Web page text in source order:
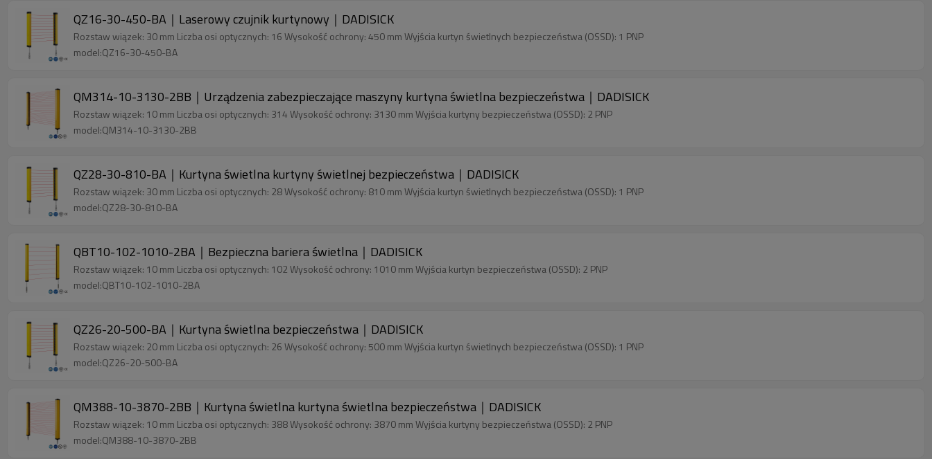
QZ16-30-450-BA｜Laserowy czujnik kurtynowy｜DADISICK
Rozstaw wiązek: 30 mm Liczba osi optycznych: 16 Wysokość ochrony: 450 mm Wyjścia kurtyn świetlnych bezpieczeństwa (OSSD): 1 PNP
model:QZ16-30-450-BA
QM314-10-3130-2BB｜Urządzenia zabezpieczające maszyny kurtyna świetlna bezpieczeństwa｜DADISICK
Rozstaw wiązek: 10 mm Liczba osi optycznych: 314 Wysokość ochrony: 3130 mm Wyjścia kurtyny bezpieczeństwa (OSSD): 2 PNP
model:QM314-10-3130-2BB
QZ28-30-810-BA｜Kurtyna świetlna kurtyny świetlnej bezpieczeństwa｜DADISICK
Rozstaw wiązek: 30 mm Liczba osi optycznych: 28 Wysokość ochrony: 810 mm Wyjścia kurtyn świetlnych bezpieczeństwa (OSSD): 1 PNP
model:QZ28-30-810-BA
QBT10-102-1010-2BA｜Bezpieczna bariera świetlna｜DADISICK
Rozstaw wiązek: 10 mm Liczba osi optycznych: 102 Wysokość ochrony: 1010 mm Wyjścia kurtyn bezpieczeństwa (OSSD): 2 PNP
model:QBT10-102-1010-2BA
QZ26-20-500-BA｜Kurtyna świetlna bezpieczeństwa｜DADISICK
Rozstaw wiązek: 20 mm Liczba osi optycznych: 26 Wysokość ochrony: 500 mm Wyjścia kurtyn świetlnych bezpieczeństwa (OSSD): 1 PNP
model:QZ26-20-500-BA
QM388-10-3870-2BB｜Kurtyna świetlna kurtyna świetlna bezpieczeństwa｜DADISICK
Rozstaw wiązek: 10 mm Liczba osi optycznych: 388 Wysokość ochrony: 3870 mm Wyjścia kurtyny bezpieczeństwa (OSSD): 2 PNP
model:QM388-10-3870-2BB